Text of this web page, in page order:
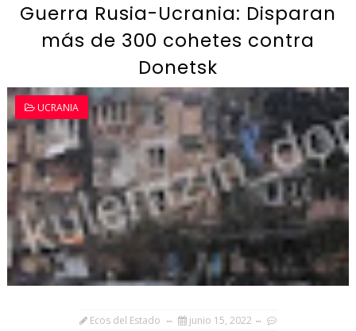
Guerra Rusia-Ucrania: Disparan
más de 300 cohetes contra
Donetsk
UCRANIA
Ecos del Estado junio 15, 2022